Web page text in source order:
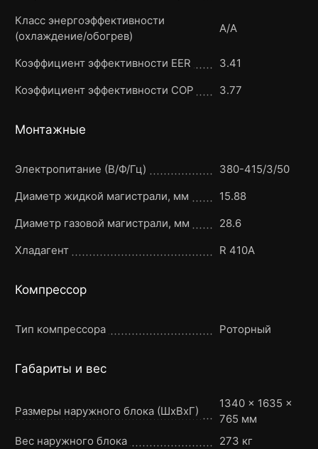
Класс энергоэффективности
(охлаждение/обогрев)
A/A
Коэффициент эффективности EER
3.41
Коэффициент эффективности COP
3.77
Монтажные
Электропитание (В/Ф/Гц)
380-415/3/50
Диаметр жидкой магистрали, мм
15.88
Диаметр газовой магистрали, мм
28.6
Хладагент
R 410A
Компрессор
Тип компрессора Роторный
Габариты и вес
Размеры наружного блока (ШxВxГ)
1340 × 1635 ×
765 мм
Вес наружного блока
273 кг